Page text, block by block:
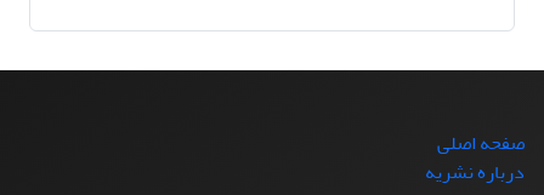
صفحه اصلی
درباره نشریه